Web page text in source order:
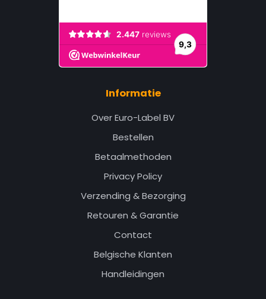
Informatie
Over Euro-Label BV
Bestellen
Betaalmethoden
Privacy Policy
Verzending & Bezorging
Retouren & Garantie
Contact
Belgische Klanten
Handleidingen